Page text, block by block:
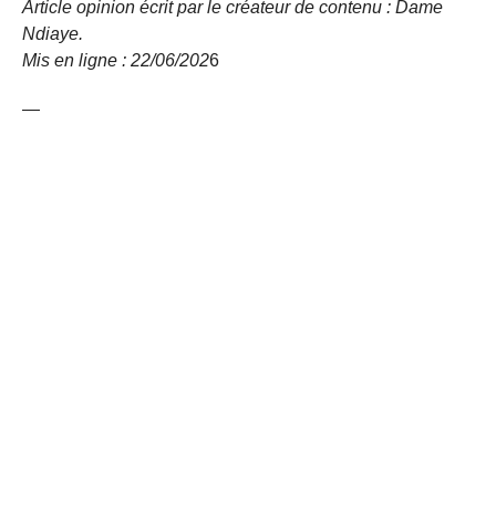
Article opinion écrit par le créateur de contenu : Dame
Ndiaye.
Mis en ligne : 22/06/2026
—